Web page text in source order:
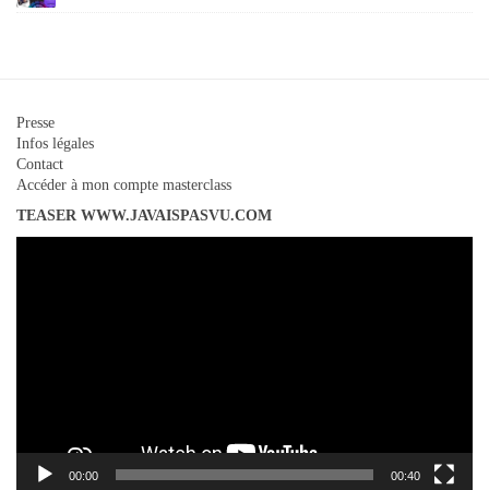
Presse
Infos légales
Contact
Accéder à mon compte masterclass
TEASER WWW.JAVAISPASVU.COM
00:00 00:40